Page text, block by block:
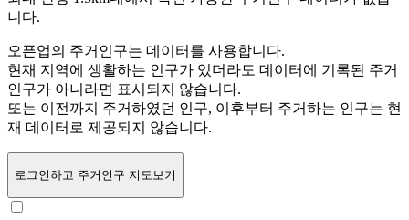
니다.
오픈업의 주거인구는 데이터를 사용합니다.
현재 지역에 생활하는 인구가 있더라도 데이터에 기록된 주거
인구가 아니라면 표시되지 않습니다.
또는 이전까지 주거하였던 인구, 이후부터 주거하는 인구는 현
재 데이터로 제공되지 않습니다.
로그인하고 주거인구 지도보기